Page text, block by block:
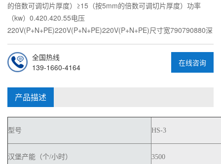
的倍数可调切片厚度）≥15（按5mm的倍数可调切片厚度）功率
（kw）0.420.420.55电压
220V(P+N+PE)220V(P+N+PE)220V(P+N+PE)尺寸宽790790880深
在线咨询
全国热线
139-1660-4164
产品描述
型号 HS-3
汉堡产能（个/小时） 3500